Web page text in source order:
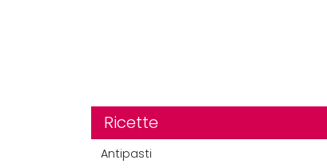
Ricette
Antipasti